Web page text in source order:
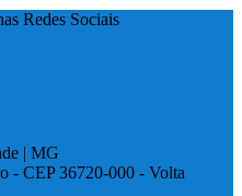
Redes Sociais
| MG
- CEP 36720-000 - Volta